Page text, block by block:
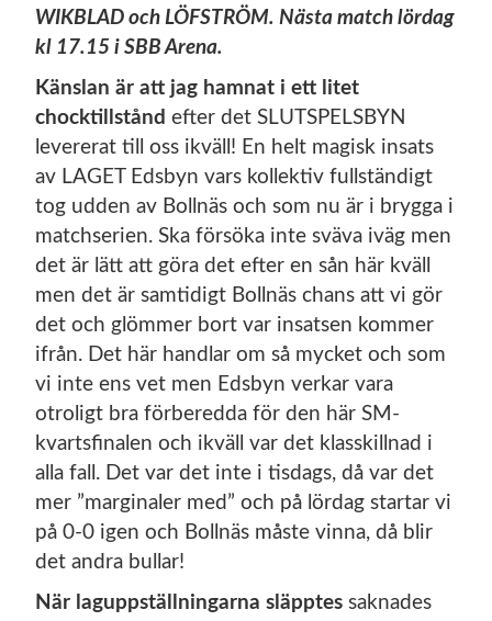
WIKBLAD och LÖFSTRÖM. Nästa match lördag
kl 17.15 i SBB Arena.
Känslan är att jag hamnat i ett litet
chocktillstånd efter det SLUTSPELSBYN
levererat till oss ikväll! En helt magisk insats
av LAGET Edsbyn vars kollektiv fullständigt
tog udden av Bollnäs och som nu är i brygga i
matchserien. Ska försöka inte sväva iväg men
det är lätt att göra det efter en sån här kväll
men det är samtidigt Bollnäs chans att vi gör
det och glömmer bort var insatsen kommer
ifrån. Det här handlar om så mycket och som
vi inte ens vet men Edsbyn verkar vara
otroligt bra förberedda för den här SM-
kvartsfinalen och ikväll var det klasskillnad i
alla fall. Det var det inte i tisdags, då var det
mer ”marginaler med” och på lördag startar vi
på 0-0 igen och Bollnäs måste vinna, då blir
det andra bullar!
När laguppställningarna släpptes saknades